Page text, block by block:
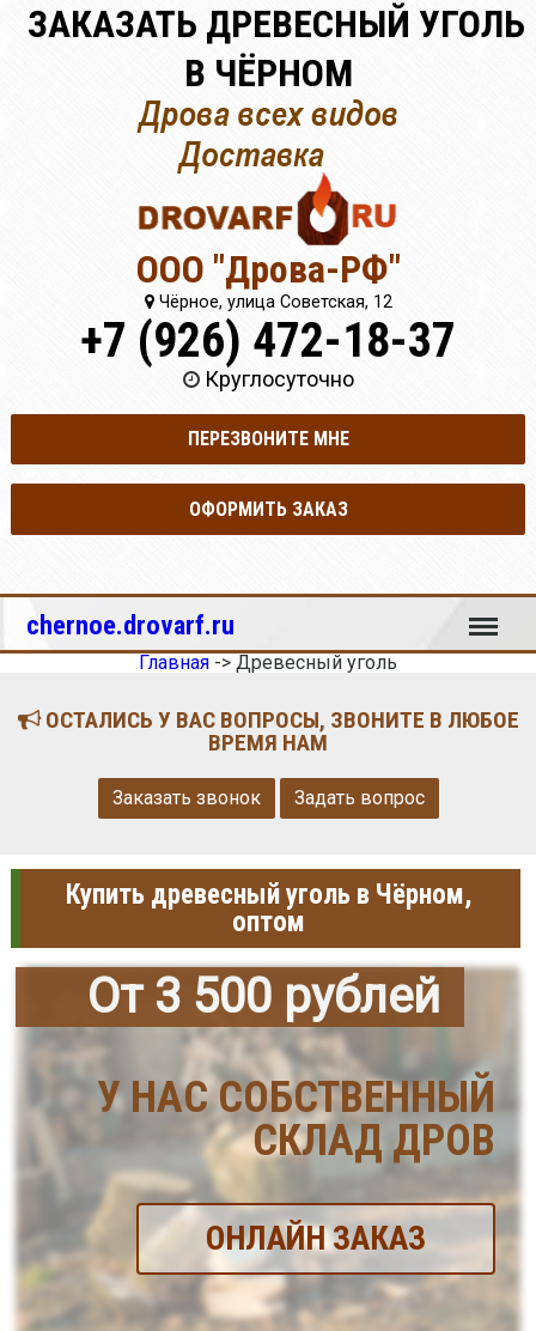
ЗАКАЗАТЬ ДРЕВЕСНЫЙ УГОЛЬ
В ЧЁРНОМ
ООО "Дрова-РФ"
Чёрное, улица Советская, 12
+7 (926) 472-18-37
Круглосуточно
ПЕРЕЗВОНИТЕ МНЕ
ОФОРМИТЬ ЗАКАЗ
chernoe.drovarf.ru Меню
Главная -> Древесный уголь
ОСТАЛИСЬ У ВАС ВОПРОСЫ, ЗВОНИТЕ В ЛЮБОЕ
ВРЕМЯ НАМ
Заказать звонок Задать вопрос
Купить древесный уголь в Чёрном,
оптом
От 3 500 рублей
У НАС СОБСТВЕННЫЙ
СКЛАД ДРОВ
ОНЛАЙН ЗАКАЗ